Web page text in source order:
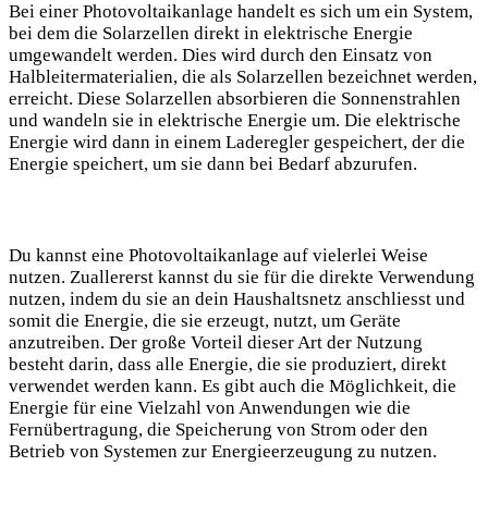
Bei ‌einer ‍Photovoltaikanlage handelt es ​sich um ein System,
bei dem‍ die Solarzellen direkt in elektrische ‍Energie
umgewandelt werden.⁤ Dies wird durch ⁢den ⁢Einsatz von
Halbleitermaterialien,⁣ die als Solarzellen bezeichnet werden,
erreicht. Diese Solarzellen‍ absorbieren die Sonnenstrahlen
und wandeln sie in elektrische ​Energie um.‌ Die elektrische
Energie wird ​dann in einem ‍Laderegler gespeichert, der die
Energie speichert, um sie⁣ dann bei Bedarf abzurufen.
Du kannst eine ⁣Photovoltaikanlage auf vielerlei Weise
nutzen. ⁢Zuallererst kannst du sie für die direkte⁣ Verwendung
nutzen, indem‍ du sie an dein Haushaltsnetz anschliesst und
somit die Energie,⁣ die sie erzeugt, nutzt, um Geräte
anzutreiben. Der große Vorteil dieser Art ⁢der Nutzung
besteht darin,⁢ dass ​alle Energie, ⁢die sie produziert, direkt‍
verwendet werden kann.⁣ Es gibt auch die Möglichkeit, die
Energie für eine Vielzahl von ​Anwendungen wie die
Fernübertragung, die Speicherung von Strom⁣ oder den
Betrieb von Systemen zur Energieerzeugung zu nutzen.